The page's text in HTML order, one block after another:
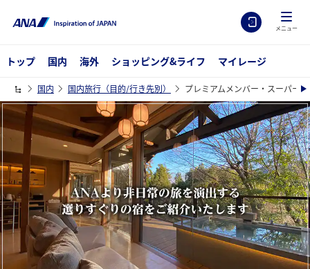
メニュー
トップ 国内 海外 ショッピング&ライフ マイレージ
国内 国内旅行（目的/行き先別） プレミアムメンバー・スーパー